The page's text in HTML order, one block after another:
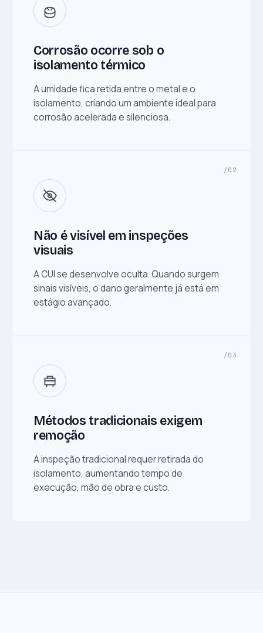
Corrosão ocorre sob o
isolamento térmico
A umidade fica retida entre o metal e o
isolamento, criando um ambiente ideal para
corrosão acelerada e silenciosa.
/02
Não é visível em inspeções
visuais
A CUI se desenvolve oculta. Quando surgem
sinais visíveis, o dano geralmente já está em
estágio avançado.
/03
Métodos tradicionais exigem
remoção
A inspeção tradicional requer retirada do
isolamento, aumentando tempo de
execução, mão de obra e custo.